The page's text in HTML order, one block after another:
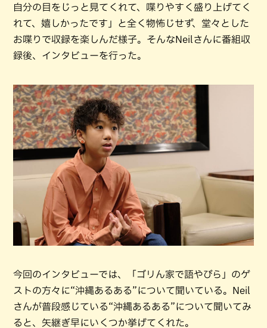
自分の目をじっと見てくれて、喋りやすく盛り上げてく
れて、嬉しかったです」と全く物怖じせず、堂々とした
お喋りで収録を楽しんだ様子。そんなNeilさんに番組収
録後、インタビューを行った。
今回のインタビューでは、「ゴリん家で語やびら」のゲ
ストの方々に“沖縄あるある”について聞いている。Neil
さんが普段感じている“沖縄あるある”について聞いてみ
ると、矢継ぎ早にいくつか挙げてくれた。